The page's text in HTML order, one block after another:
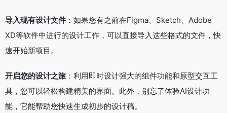
导入现有设计文件：如果您有之前在Figma、Sketch、Adobe
XD等软件中进行的设计工作，可以直接导入这些格式的文件，快
速开始新项目。
开启您的设计之旅 ：利用即时设计强大的组件功能和原型交互工
具，您可以轻松构建精美的界面。此外，别忘了体验AI设计功
能，它能帮助您快速生成初步的设计稿。